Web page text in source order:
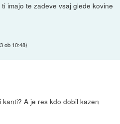
imajo te zadeve vsaj glede kovine
ob 10:48)
A je res kdo dobil kazen